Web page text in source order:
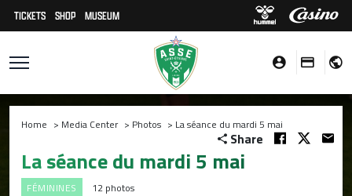
TICKETS SHOP MUSEUM
Home > Media Center > Photos > La séance du mardi 5 mai
Share
La séance du mardi 5 mai
FÉMININES 12 photos